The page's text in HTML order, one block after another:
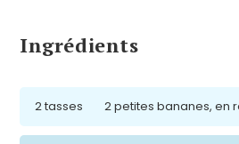
Ingrédients
2 tasses 2 petites bananes, en